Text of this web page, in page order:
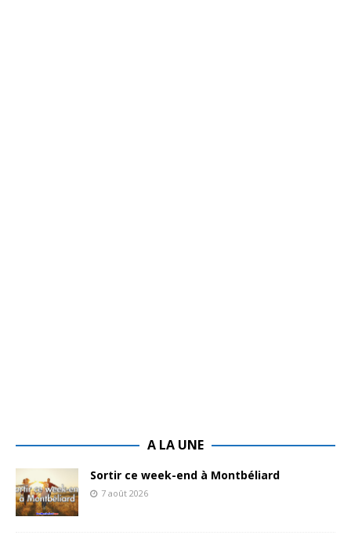
A LA UNE
Sortir ce week-end à Montbéliard
7 août 2026